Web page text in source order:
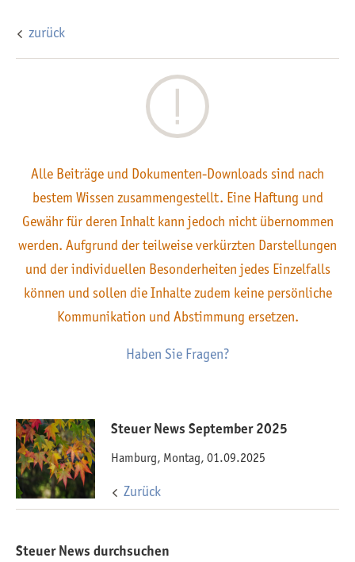
zurück
Alle Beiträge und Dokumenten-Downloads sind nach
bestem Wissen zusammengestellt. Eine Haftung und
Gewähr für deren Inhalt kann jedoch nicht übernommen
werden. Aufgrund der teilweise verkürzten Darstellungen
und der individuellen Besonderheiten jedes Einzelfalls
können und sollen die Inhalte zudem keine persönliche
Kommunikation und Abstimmung ersetzen.
Haben Sie Fragen?
Steuer News September 2025
Hamburg, Montag, 01.09.2025
Zurück
Steuer News durchsuchen